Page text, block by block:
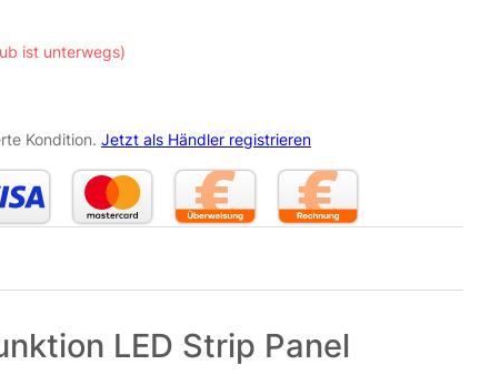
ist unterwegs)
Kondition. Jetzt als Händler registrieren
LED Strip Panel